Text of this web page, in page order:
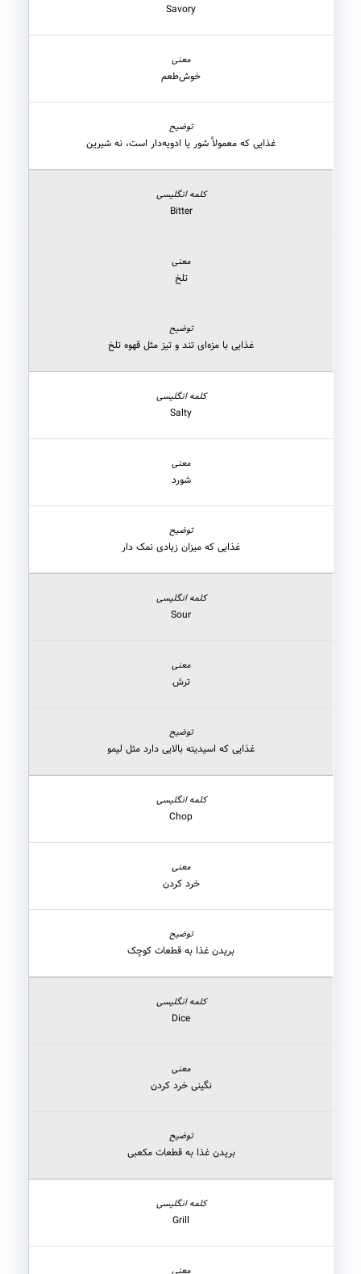
Savory
خوش‌طعم
غذایی که معمولاً شور یا ادویه‌دار است، نه شیرین
Bitter
تلخ
غذایی با مزه‌ای تند و تیز مثل قهوه تلخ
Salty
شورد
غذایی که میزان زیادی نمک دار
Sour
ترش
غذایی که اسیدیته بالایی دارد مثل لیمو
Chop
خرد کردن
بریدن غذا به قطعات کوچک
Dice
نگینی خرد کردن
بریدن غذا به قطعات مکعبی
Grill